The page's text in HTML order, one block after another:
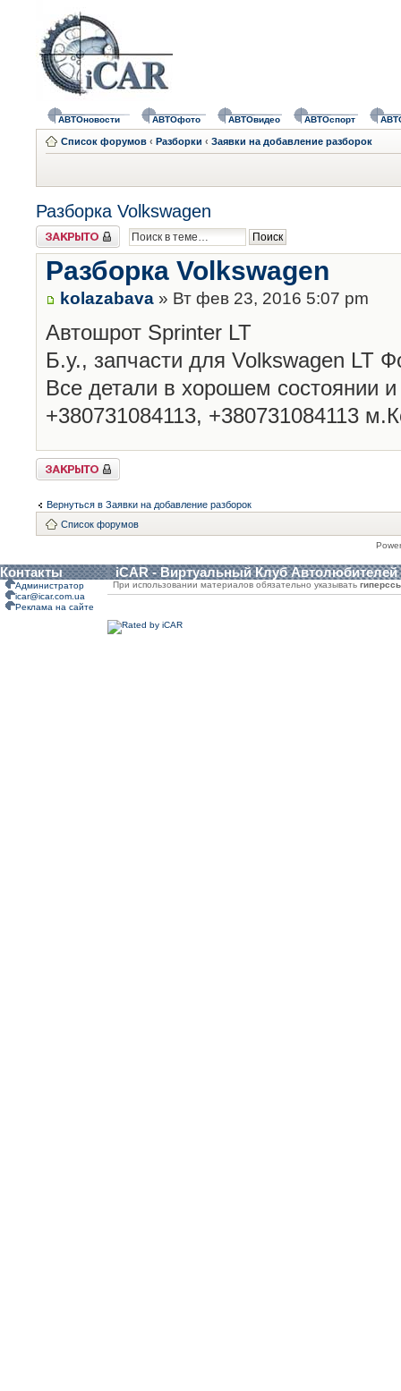
АВТОновости АВТОфото АВТОвидео АВТОспорт
Список форумов ‹ Разборки ‹ Заявки на добавление разборок
Разборка Volkswagen
Закрыто
Разборка Volkswagen
kolazabava » Вт фев 23, 2016 5:07 pm
Автошрот Sprinter LT
Б.у., запчасти для Volkswagen LT
Все детали в хорошем состоянии
+380731084113, +380731084113
Закрыто
Вернуться в Заявки на добавление разборок
Список форумов
Контакты iCAR - Виртуальный Клуб Автолюбителей
Администратор
icar@icar.com.ua
Реклама на сайте
При использовании материалов обязательно указывать